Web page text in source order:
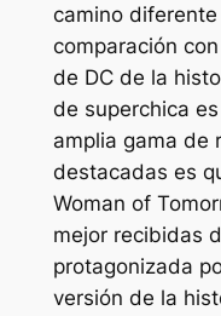
camino
comparación
de DC de la
de superchica
amplia gama de
destacadas es
Woman of
mejor recibidas
protagonizada
versión de la